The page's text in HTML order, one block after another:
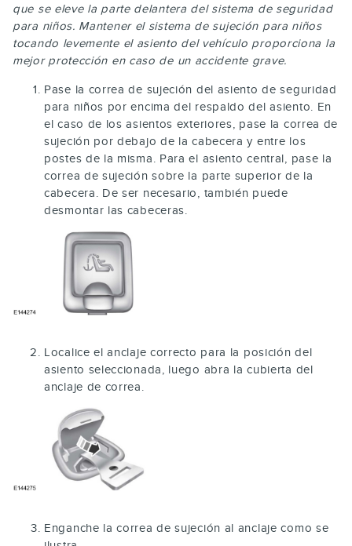
que se eleve la parte delantera del sistema de seguridad
para niños. Mantener el sistema de sujeción para niños
tocando levemente el asiento del vehículo proporciona la
mejor protección en caso de un accidente grave.
Pase la correa de sujeción del asiento de seguridad
para niños por encima del respaldo del asiento. En
el caso de los asientos exteriores, pase la correa de
sujeción por debajo de la cabecera y entre los
postes de la misma. Para el asiento central, pase la
correa de sujeción sobre la parte superior de la
cabecera. De ser necesario, también puede
desmontar las cabeceras.
Localice el anclaje correcto para la posición del
asiento seleccionada, luego abra la cubierta del
anclaje de correa.
Enganche la correa de sujeción al anclaje como se